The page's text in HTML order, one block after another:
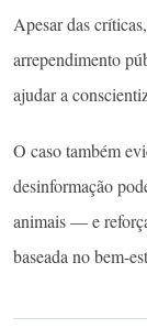
Apesar das
arrependimento
ajudar a
O caso também
desinformação
animais — e
baseada no bem-